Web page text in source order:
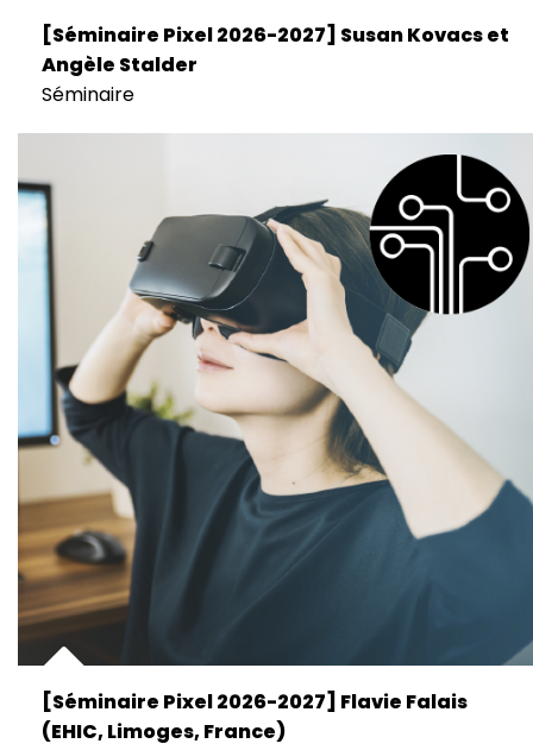
[Séminaire Pixel 2026-2027] Susan Kovacs et
Angèle Stalder
Séminaire
[Séminaire Pixel 2026-2027] Flavie Falais
(EHIC, Limoges, France)